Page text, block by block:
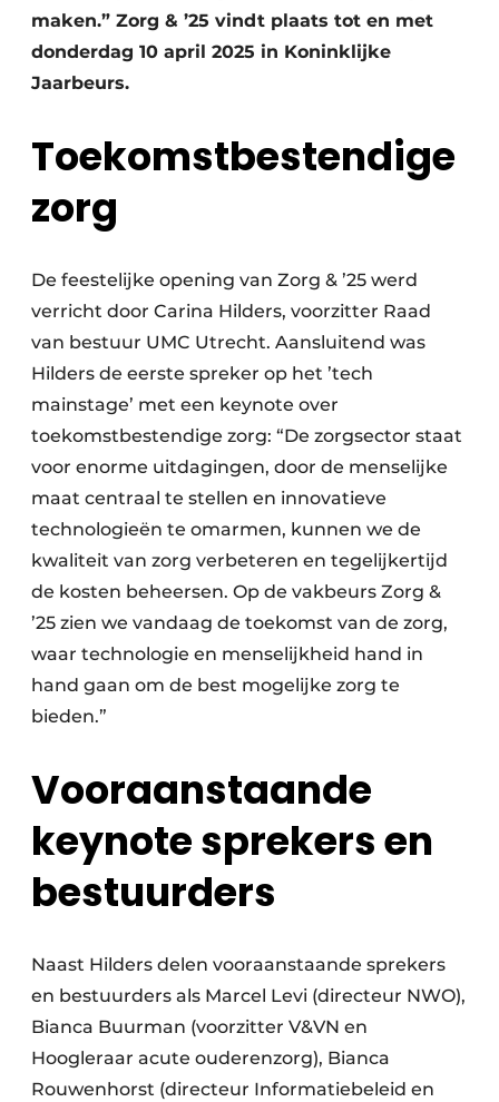
maken.” Zorg & ’25 vindt plaats tot en met
donderdag 10 april 2025 in Koninklijke
Jaarbeurs.
Toekomstbestendige
zorg
De feestelijke opening van Zorg & ’25 werd
verricht door Carina Hilders, voorzitter Raad
van bestuur UMC Utrecht. Aansluitend was
Hilders de eerste spreker op het ’tech
mainstage’ met een keynote over
toekomstbestendige zorg: “De zorgsector staat
voor enorme uitdagingen, door de menselijke
maat centraal te stellen en innovatieve
technologieën te omarmen, kunnen we de
kwaliteit van zorg verbeteren en tegelijkertijd
de kosten beheersen. Op de vakbeurs Zorg &
’25 zien we vandaag de toekomst van de zorg,
waar technologie en menselijkheid hand in
hand gaan om de best mogelijke zorg te
bieden.”
Vooraanstaande
keynote sprekers en
bestuurders
Naast Hilders delen vooraanstaande sprekers
en bestuurders als Marcel Levi (directeur NWO),
Bianca Buurman (voorzitter V&VN en
Hoogleraar acute ouderenzorg), Bianca
Rouwenhorst (directeur In­for­ma­tie­be­leid en